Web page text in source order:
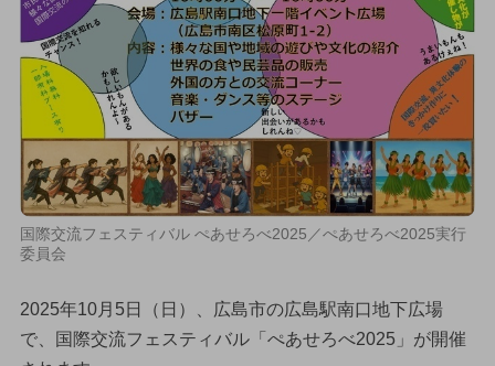
国際交流フェスティバル ぺあせろべ2025／ぺあせろべ2025実行
委員会
2025年10月5日（日）、広島市の広島駅南口地下広場
で、国際交流フェスティバル「ぺあせろべ2025」が開催